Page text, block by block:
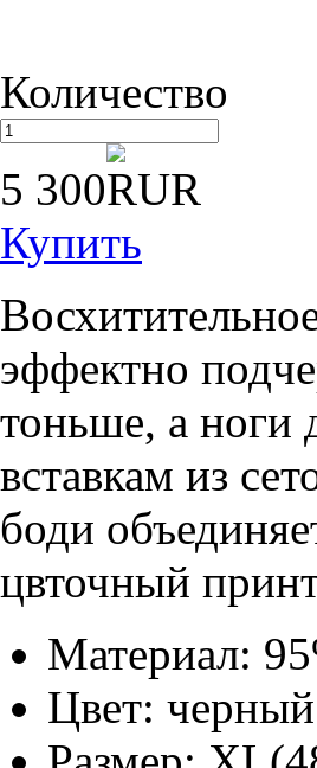
Количество
5 300
Купить
эффектно
тоньше, а ноги
вставкам из
боди
цвточный
Материал:
Цвет: черный